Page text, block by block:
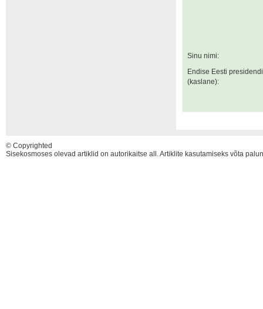
Sinu nimi:
Endise Eesti
(kaslane):
© Copyrighted
Sisekosmoses olevad artiklid on autorikaitse all. Artiklite kasutamiseks võta